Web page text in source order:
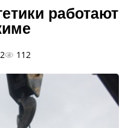
работают
112